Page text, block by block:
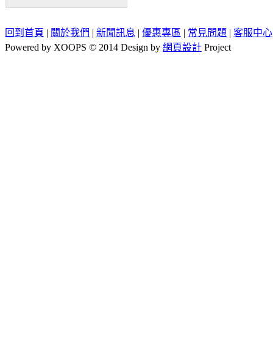
回到首頁 | 關於我們 | 新聞訊息 | 優惠專區 | 常見問題 | 客服中心
Powered by XOOPS © 2014 Design by 網頁設計 Project